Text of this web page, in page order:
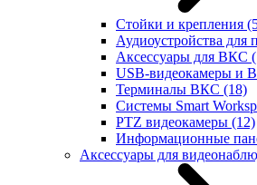
Стойки и крепления
Аудиоустройства для
Аксессуары для ВКС
USB-видеокамеры и
Терминалы ВКС (18)
Системы Smart
PTZ видеокамеры (12)
Информационные
Аксессуары для